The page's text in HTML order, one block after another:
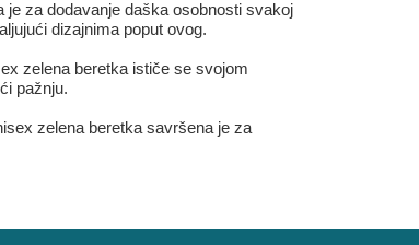
je za dodavanje daška osobnosti svakoj
dizajnima poput ovog.
zelena beretka ističe se svojom
pažnju.
zelena beretka savršena je za